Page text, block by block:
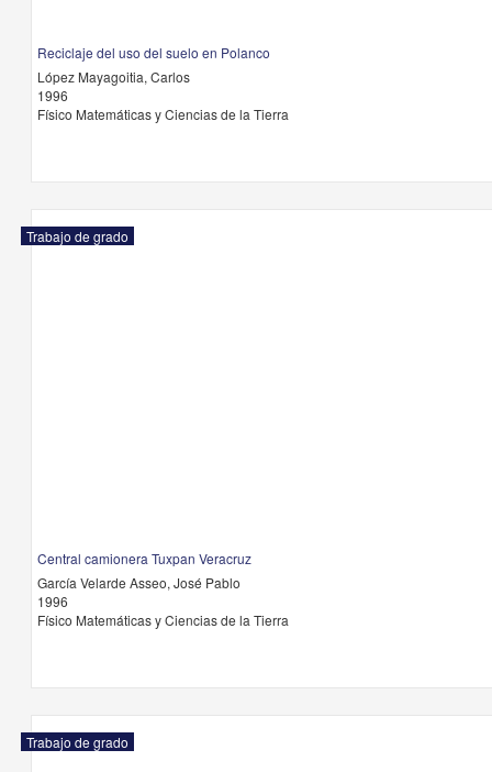
Reciclaje del uso del suelo en Polanco
López Mayagoitia, Carlos
1996
Físico Matemáticas y Ciencias de la Tierra
Trabajo de grado
Central camionera Tuxpan Veracruz
García Velarde Asseo, José Pablo
1996
Físico Matemáticas y Ciencias de la Tierra
Trabajo de grado